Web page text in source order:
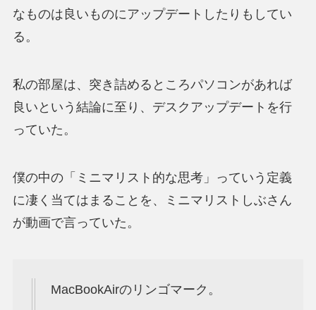
なものは良いものにアップデートしたりもしてい
る。
私の部屋は、突き詰めるところパソコンがあれば
良いという結論に至り、デスクアップデートを行
っていた。
僕の中の「ミニマリスト的な思考」っていう定義
に凄く当てはまることを、ミニマリストしぶさん
が動画で言っていた。
MacBookAirのリンゴマーク。